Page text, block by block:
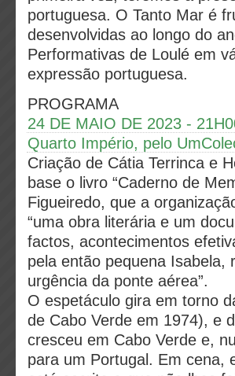
portuguesa. O Tanto Mar é
desenvolvidas ao longo do
Performativas de Loulé em
expressão portuguesa.
PROGRAMA
24 DE MAIO DE 2023 -
Quarto Império, pelo
Criação de Cátia Terrinca e
base o livro “Caderno de
Figueiredo, que a
“uma obra literária e um
factos, acontecimentos
pela então pequena Isabela,
urgência da ponte aérea”.
O espetáculo gira em torno
de Cabo Verde em 1974), e
cresceu em Cabo Verde e,
para um Portugal. Em cena,